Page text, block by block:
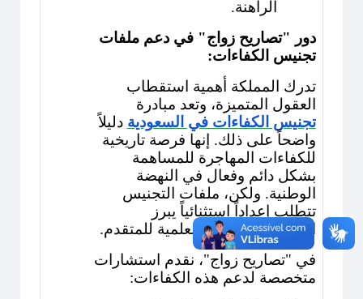
الراهنة.
دور "تصاريح زواج" في دعم ملفات
تجنيس الكفاءات:
تدرك المملكة أهمية استقطاب
العقول المتميزة، وتعد مبادرة
تجنيس الكفاءات في السعودية دليلاً
واضحاً على ذلك. إنها فرصة تاريخية
للكفاءات المهاجرة للمساهمة
بشكل دائم وفعال في النهضة
الوطنية. ولكن، ملفات التجنيس
تتطلب إعداداً استثنائياً يبرز
الإنجازات المهنية والعلمية للمتقدم.
في "تصاريح زواج"، نقدم استشارات
متخصصة لدعم هذه الكفاءات: